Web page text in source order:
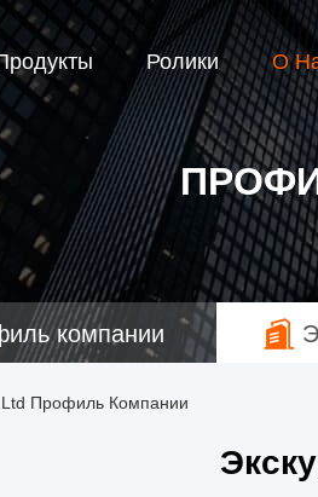
Ролики О
компании
Профиль Компании